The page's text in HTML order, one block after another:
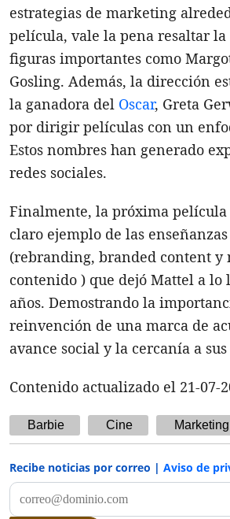
estrategias de marketing
película, vale la pena resaltar
figuras importantes como
Gosling. Además, la dirección
la ganadora del Oscar, Greta
por dirigir películas con un
Estos nombres han generado
redes sociales.
Finalmente, la próxima película
claro ejemplo de las
(rebranding, branded content y
contenido ) que dejó Mattel a lo
años. Demostrando la
reinvención de una marca de
avance social y la cercanía a
Contenido actualizado el 21-07-
Barbie Cine Marketing
Recibe noticias por correo | Aviso de